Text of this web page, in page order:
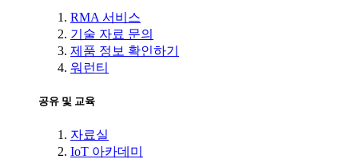
RMA 서비스
기술 자료 문의
제품 정보 확인하기
워런티
공유 및 교육
자료실
IoT 아카데미